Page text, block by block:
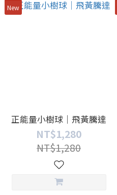
New
正能量小樹球｜飛黃騰達
NT$1,280
NT$1,280